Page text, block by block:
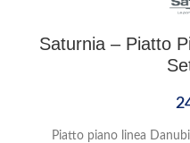
Saturnia – Piatto
Piatto piano linea